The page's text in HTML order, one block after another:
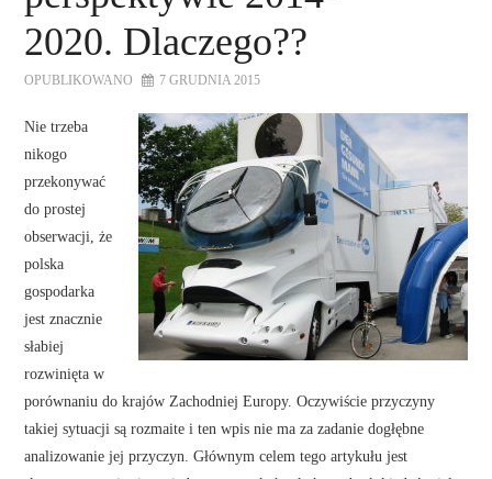
2020. Dlaczego??
OPUBLIKOWANO 7 GRUDNIA 2015
Nie trzeba
nikogo
przekonywać
do prostej
obserwacji, że
polska
gospodarka
jest znacznie
słabiej
rozwinięta w
porównaniu do krajów Zachodniej Europy. Oczywiście przyczyny
takiej sytuacji są rozmaite i ten wpis nie ma za zadanie dogłębne
analizowanie jej przyczyn. Głównym celem tego artykułu jest